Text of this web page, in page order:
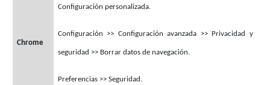
Configuración personalizada.
Chrome
Configuración >> Configuración avanzada >>Privacidad y
seguridad >>Borrar datos de navegación.
Preferencias >>Seguridad.